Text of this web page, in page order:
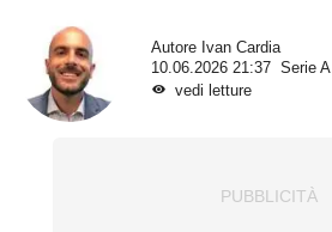
Autore Ivan Cardia
10.06.2026 21:37
Serie A
vedi letture